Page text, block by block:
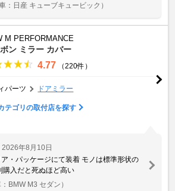
車：日産 キューブキュービック）
M PERFORMANCE
ン ミラー カバー
4.77 （220件）
パーツ ドアミラー
テゴリの取付店を探す
2026年8月10日
・パッケージにて装着 モノは標準形状の
購入だと死ぬほど高い
：BMW M3 セダン）